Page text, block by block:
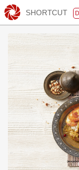
SHORTCUT